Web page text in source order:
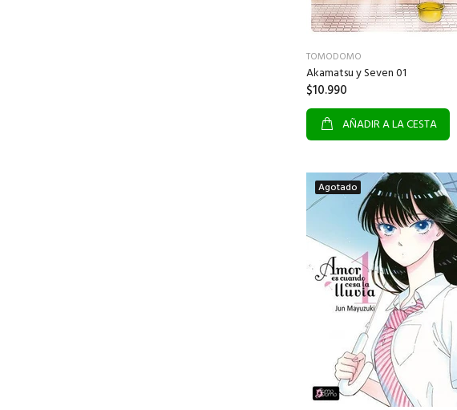
TOMODOMO
Akamatsu y Seven 01
$10.990
AÑADIR A LA CESTA
Agotado